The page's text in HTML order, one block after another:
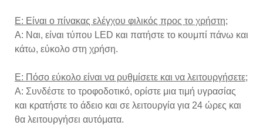
Ε: Είναι ο πίνακας ελέγχου φιλικός προς το χρήστη;
Α: Ναι, είναι τύπου LED και πατήστε το κουμπί πάνω και
κάτω, εύκολο στη χρήση.
Ε: Πόσο εύκολο είναι να ρυθμίσετε και να λειτουργήσετε;
Α: Συνδέστε το τροφοδοτικό, ορίστε μια τιμή υγρασίας
και κρατήστε το άδειο και σε λειτουργία για 24 ώρες και
θα λειτουργήσει αυτόματα.